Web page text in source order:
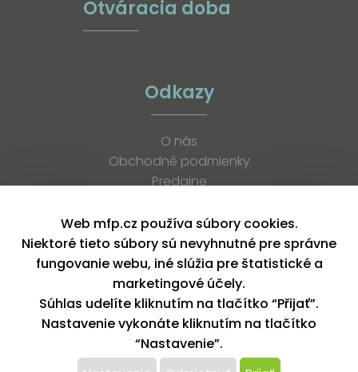
Otváracia doba
Odkazy
O nás
Obchodné podmienky
Predajne
K stiahnutiu
Blog
Kontakt
Kariéra
XML feed
Copyright © 2026, MFP paper s. r. o. | Všetky práva vyhradené
design by MFP
Web mfp.cz používa súbory cookies.
Niektoré tieto súbory sú nevyhnutné pre správne
fungovanie webu, iné slúžia pre štatistické a
marketingové účely.
Súhlas udelíte kliknutím na tlačítko “Přijať”.
Nastavenie vykonáte kliknutím na tlačítko
“Nastavenie”.